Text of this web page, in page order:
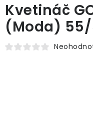
SERVIS INTERIÉROVEJ
MACHY
Kvetináč
(Moda)